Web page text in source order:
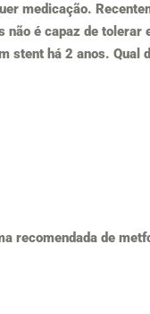
medicação.
não é capaz de
stent há 2 anos. Qual
recomendada de